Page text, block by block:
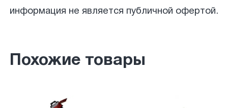
информация не является публичной офертой.
Похожие товары